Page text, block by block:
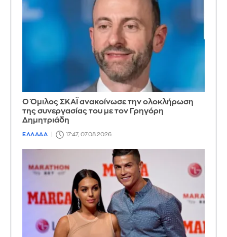
Ο Όμιλος ΣΚΑΪ ανακοίνωσε την ολοκλήρωση
της συνεργασίας του με τον Γρηγόρη
Δημητριάδη
ΕΛΛΑΔΑ 17:47, 07.08.2026